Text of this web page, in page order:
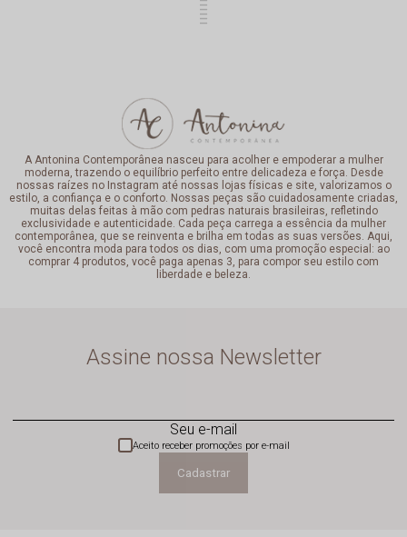
A Antonina Contemporânea nasceu para acolher e empoderar a mulher
moderna, trazendo o equilíbrio perfeito entre delicadeza e força. Desde
nossas raízes no Instagram até nossas lojas físicas e site, valorizamos o
estilo, a confiança e o conforto. Nossas peças são cuidadosamente criadas,
muitas delas feitas à mão com pedras naturais brasileiras, refletindo
exclusividade e autenticidade. Cada peça carrega a essência da mulher
contemporânea, que se reinventa e brilha em todas as suas versões. Aqui,
você encontra moda para todos os dias, com uma promoção especial: ao
comprar 4 produtos, você paga apenas 3, para compor seu estilo com
liberdade e beleza.
Assine nossa Newsletter
Seu e-mail
Cadastrar
Aceito receber promoções por e-mail